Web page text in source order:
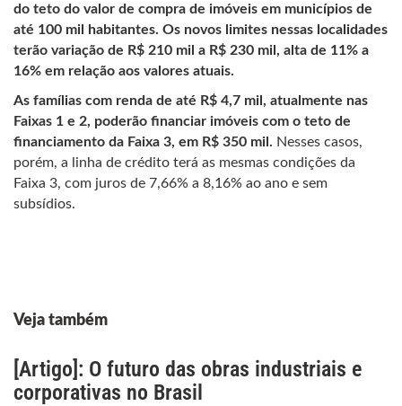
do teto do valor de compra de imóveis em municípios de
até 100 mil habitantes. Os novos limites nessas localidades
terão variação de R$ 210 mil a R$ 230 mil, alta de 11% a
16% em relação aos valores atuais.
As famílias com renda de até R$ 4,7 mil, atualmente nas
Faixas 1 e 2, poderão financiar imóveis com o teto de
financiamento da Faixa 3, em R$ 350 mil. Nesses casos,
porém, a linha de crédito terá as mesmas condições da
Faixa 3, com juros de 7,66% a 8,16% ao ano e sem
subsídios.
Veja também
[Artigo]: O futuro das obras industriais e
corporativas no Brasil